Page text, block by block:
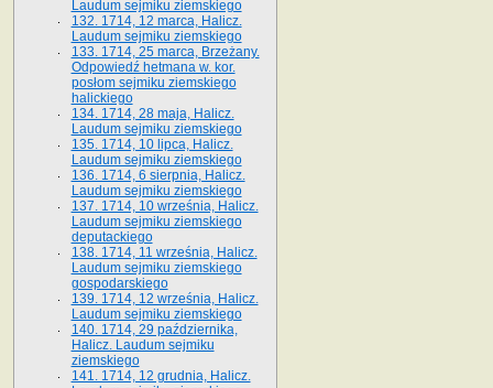
Laudum sejmiku ziemskiego
132. 1714, 12 marca, Halicz.
Laudum sejmiku ziemskiego
133. 1714, 25 marca, Brzeżany.
Odpowiedź hetmana w. kor.
posłom sejmiku ziemskiego
halickiego
134. 1714, 28 maja, Halicz.
Laudum sejmiku ziemskiego
135. 1714, 10 lipca, Halicz.
Laudum sejmiku ziemskiego
136. 1714, 6 sierpnia, Halicz.
Laudum sejmiku ziemskiego
137. 1714, 10 września, Halicz.
Laudum sejmiku ziemskiego
deputackiego
138. 1714, 11 września, Halicz.
Laudum sejmiku ziemskiego
gospodarskiego
139. 1714, 12 września, Halicz.
Laudum sejmiku ziemskiego
140. 1714, 29 października,
Halicz. Laudum sejmiku
ziemskiego
141. 1714, 12 grudnia, Halicz.